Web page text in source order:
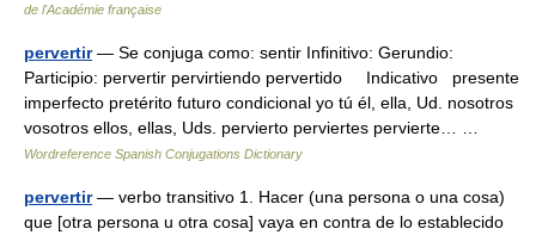
de l'Académie française
pervertir— Se conjuga como: sentir Infinitivo: Gerundio:
Participio: pervertir pervirtiendo pervertido Indicativo presente
imperfecto pretérito futuro condicional yo tú él, ella, Ud. nosotros
vosotros ellos, ellas, Uds. pervierto perviertes pervierte… …
Wordreference Spanish Conjugations Dictionary
pervertir— verbo transitivo 1. Hacer (una persona o una cosa)
que [otra persona u otra cosa] vaya en contra de lo establecido